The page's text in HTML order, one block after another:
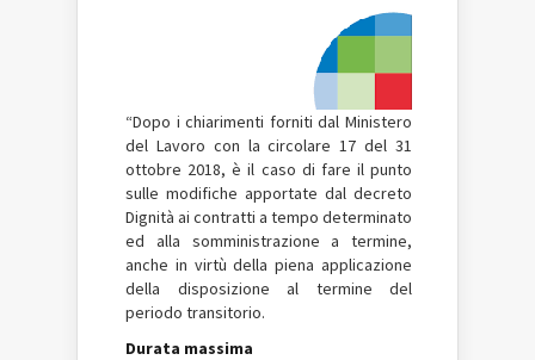
“Dopo i chiarimenti forniti dal Ministero
del Lavoro con la circolare 17 del 31
ottobre 2018, è il caso di fare il punto
sulle modifiche apportate dal decreto
Dignità ai contratti a tempo determinato
ed alla somministrazione a termine,
anche in virtù della piena applicazione
della disposizione al termine del
periodo transitorio.
Durata massima